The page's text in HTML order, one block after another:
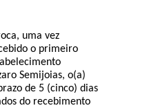
uma vez
o primeiro
Semijoias, o(a)
de 5 (cinco) dias
do recebimento